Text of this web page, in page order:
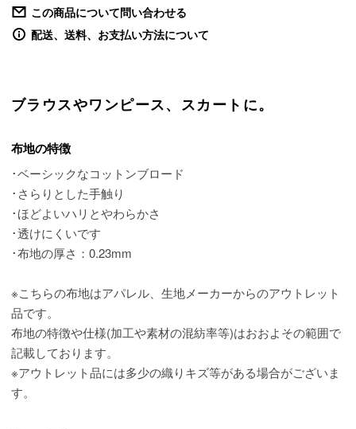
この商品について問い合わせる
配送、送料、お支払い方法について
ブラウスやワンピース、スカートに。
布地の特徴
･ベーシックなコットンブロード
･さらりとした手触り
･ほどよいハリとやわらかさ
･透けにくいです
･布地の厚さ：0.23mm
※こちらの布地はアパレル、生地メーカーからのアウトレット
品です。
布地の特徴や仕様(加工や素材の混紡率等)はおおよその範囲で
記載しております。
※アウトレット品には多少の織りキズ等がある場合がございま
す。